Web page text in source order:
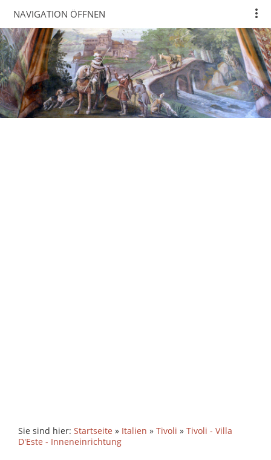
NAVIGATION ÖFFNEN
Sie sind hier: Startseite » Italien » Tivoli » Tivoli - Villa
D'Este - Inneneinrichtung